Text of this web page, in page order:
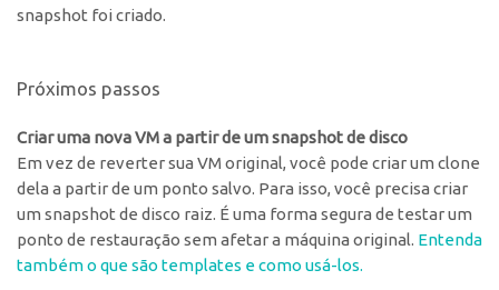
snapshot foi criado.
Próximos passos
Criar uma nova VM a partir de um snapshot de disco
Em vez de reverter sua VM original, você pode criar um clone
dela a partir de um ponto salvo. Para isso, você precisa criar
um snapshot de disco raiz. É uma forma segura de testar um
ponto de restauração sem afetar a máquina original. Entenda
também o que são templates e como usá-los.